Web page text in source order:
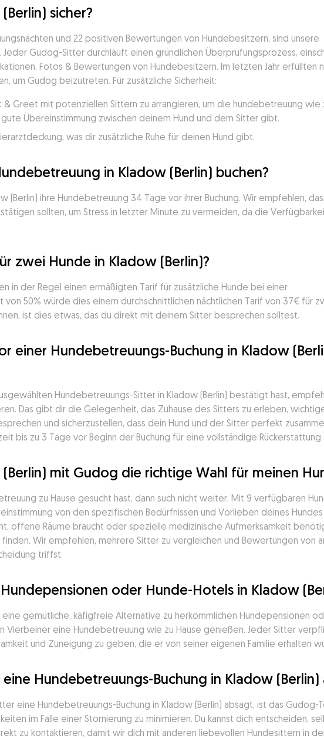
sicher?
und 22 positiven Bewertungen von Hundebesitzern, sind unsere
Gudog-Sitter durchläuft einen gründlichen Überprüfungsprozess,
Fotos & Bewertungen von Hundebesitzern. Im letzten Jahr erfüllten
um Gudog beizutreten. Für zusätzliche Sicherheit:
Greet mit potenziellen Sittern zu arrangieren, um die hundebetreuung wie
Übereinstimmung zwischen deinem Hund und dem Sitter gibt.
was dir zusätzliche Ruhe für deinen Hund gibt.
in Kladow (Berlin) buchen?
(Berlin) ihre Hundebetreuung 34 Tage vor ihrer Buchung. Wir empfehlen,
sollten, um Stress in letzter Minute zu vermeiden, da die
zwei Hunde in Kladow (Berlin)?
in der Regel einen ermäßigten Tarif für zusätzliche Hunde bei einer
von 50% würde dies einem durchschnittlichen nächtlichen Tarif von 37€ für
ist dies etwas, das du direkt mit deinem Sitter besprechen solltest.
einer Hundebetreuungs-Buchung in Kladow
Hundebetreuungs-Sitter in Kladow (Berlin) bestätigt hast,
Das gibt dir die Gelegenheit, das Zuhause des Sitters zu erleben,
und sicherzustellen, dass dein Hund und der Sitter perfekt
bis zu 3 Tage vor Beginn der Buchung für eine vollständige Rückerstattung
mit Gudog die richtige Wahl für meinen
zu Hause gesucht hast, dann such nicht weiter. Mit 9 verfügbaren
von den spezifischen Bedürfnissen und Vorlieben deines Hundes
offene Räume braucht oder spezielle medizinische Aufmerksamkeit
Wir empfehlen, mehrere Sitter zu vergleichen und Bewertungen von
triffst.
oder Hunde-Hotels in Kladow
gemütliche, käfigfreie Alternative zu herkömmlichen Hundepensionen
Vierbeiner eine Hundebetreuung wie zu Hause genießen. Jeder Sitter
und Zuneigung zu geben, die er von seiner eigenen Familie erhalten
Hundebetreuungs-Buchung in Kladow (Berlin)
eine Hundebetreuungs-Buchung in Kladow (Berlin) absagt, ist das Gudog-
im Falle einer Stornierung zu minimieren. Du kannst dich entscheiden,
zu kontaktieren, damit wir dich mit anderen liebevollen Hundesittern in